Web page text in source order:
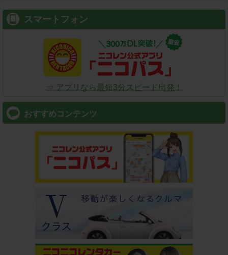
スマートフォン
⇒ アプリなら最短3分スピード出発！
おすすめコンテンツ